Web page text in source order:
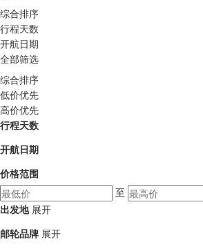
综合排序
行程天数
开航日期
全部筛选
综合排序
低价优先
高价优先
行程天数
开航日期
价格范围
至
出发地 展开
邮轮品牌 展开